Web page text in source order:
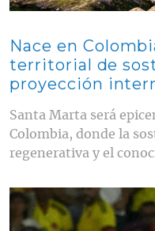
Nace en
territorial de
proyección
Santa Marta será
Colombia, donde la
regenerativa y el
Contenido multimedia